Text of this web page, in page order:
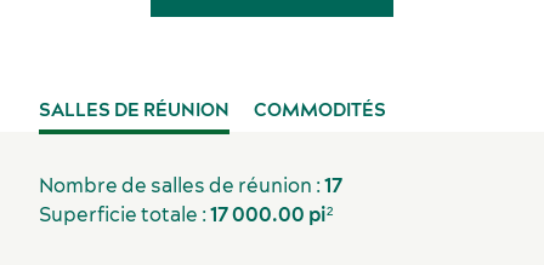
SALLES DE RÉUNION COMMODITÉS
Nombre de salles de réunion : 17
Superficie totale : 17 000.00 pi²